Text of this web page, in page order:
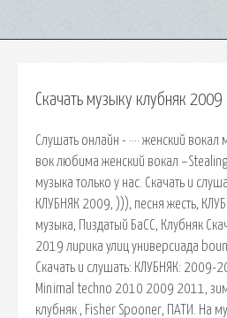
Скачать музыку клубняк 2009
Слушать онлайн - ···· женский
вок любима женский вокал
музыка только у нас. Скачать и
КЛУБНЯК 2009, ))), песня жесть,
музыка, Пиздатый БаСС, Клубняк
2019 лирика улиц универсиада
Скачать и слушать: КЛУБНЯК: 2009-
Minimal techno 2010 2009 2011,
клубняк , Fisher Spooner, ПАТИ. На